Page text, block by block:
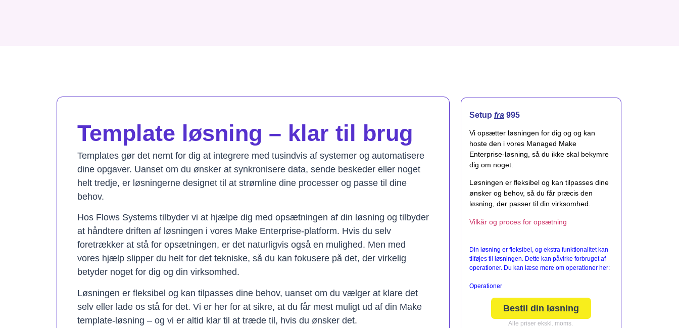
Template løsning – klar til brug
Templates gør det nemt for dig at integrere med tusindvis af systemer og automatisere
dine opgaver. Uanset om du ønsker at synkronisere data, sende beskeder eller noget
helt tredje, er løsningerne designet til at strømline dine processer og passe til dine
behov.
Hos Flows Systems tilbyder vi at hjælpe dig med opsætningen af din løsning og tilbyder
at håndtere driften af løsningen i vores Make Enterprise-platform. Hvis du selv
foretrækker at stå for opsætningen, er det naturligvis også en mulighed. Men med
vores hjælp slipper du helt for det tekniske, så du kan fokusere på det, der virkelig
betyder noget for dig og din virksomhed.
Løsningen er fleksibel og kan tilpasses dine behov, uanset om du vælger at klare det
selv eller lade os stå for det. Vi er her for at sikre, at du får mest muligt ud af din Make
template-løsning – og vi er altid klar til at træde til, hvis du ønsker det.
Setup fra 995
Vi opsætter løsningen for dig og og kan
hoste den i vores Managed Make
Enterprise-løsning, så du ikke skal bekymre
dig om noget.
Løsningen er fleksibel og kan tilpasses dine
ønsker og behov, så du får præcis den
løsning, der passer til din virksomhed.
Vilkår og proces for opsætning
Din løsning er fleksibel, og ekstra funktionalitet kan
tilføjes til løsningen. Dette kan påvirke forbruget af
operationer. Du kan læse mere om operationer her:
Operationer
Bestil din løsning
Alle priser ekskl. moms.